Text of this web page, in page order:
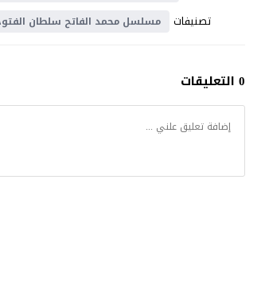
تصنيفات مسلسل محمد الفاتح سلطان
0 التعليقات